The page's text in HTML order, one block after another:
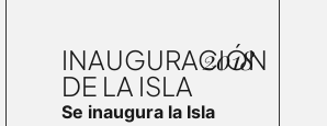
INAUGURACIÓN
DE LA ISLA
2018
Se inaugura la Isla